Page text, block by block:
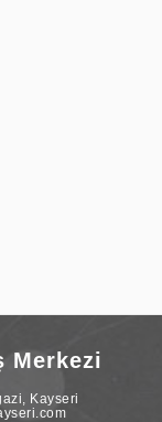
Merkezi
Kayseri